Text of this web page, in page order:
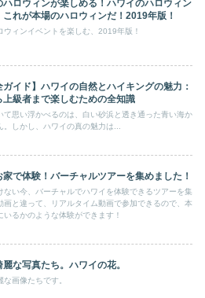
ハロウィンが楽しめる！ハワイのハロウィン
これが本場のハロウィンだ！2019年版！
ウィンイベントを楽しむ、2019年版！
ガイド】ハワイの自然とハイキングの魅力：
上級者まで楽しむための全知識
て思い浮かべるのは、白い砂浜と透き通った青い海か
。しかし、ハワイの真の魅力は...
家で体験！バーチャルツアーを集めました！
ない今、バーチャルでハワイを体験できるツアーを集
画と違って、リアルタイム動画で参加できるので、本
いるかのような体験ができます！
な写真たち。ハワイの花。
な画像たちです。